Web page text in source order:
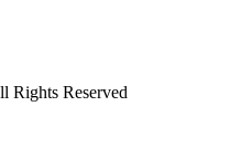
Rights Reserved